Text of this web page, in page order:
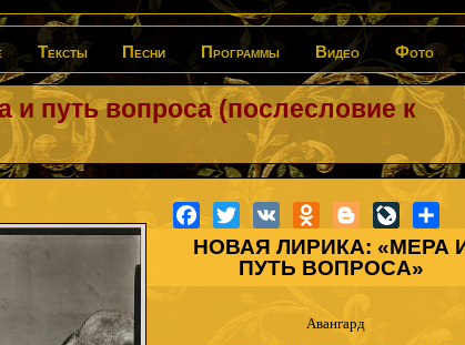
Тексты Песни Программы Видео Фото
и путь вопроса (послесловие к
Facebook
Twitter VK Odnoklassniki
Blogger
НОВАЯ ЛИРИКА: «МЕРА
ПУТЬ ВОПРОСА»
Авангард